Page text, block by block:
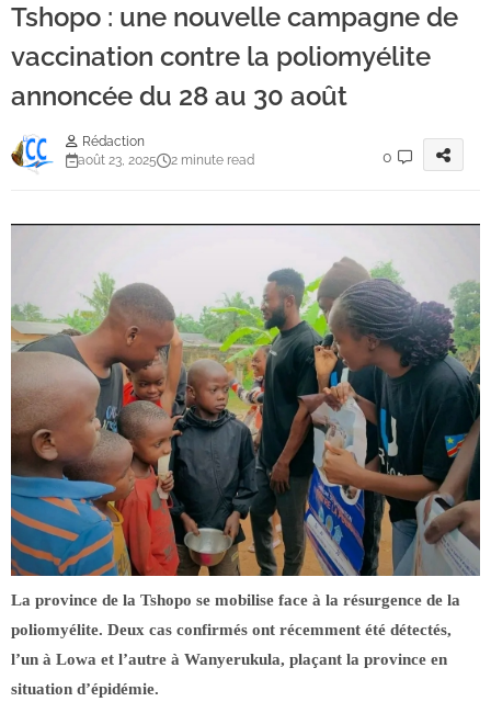
Tshopo : une nouvelle campagne de
vaccination contre la poliomyélite
annoncée du 28 au 30 août
Rédaction
août 23, 2025
2 minute read 0
La province de la Tshopo se mobilise face à la résurgence de la
poliomyélite. Deux cas confirmés ont récemment été détectés,
l’un à Lowa et l’autre à Wanyerukula, plaçant la province en
situation d’épidémie.